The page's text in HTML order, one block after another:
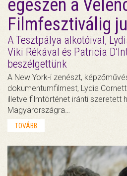
egészen a
Filmfesztiválig
A Tesztpálya alkotóival,
Viki Rékával és Patricia
beszélgettünk
A New York-i zenészt,
dokumentumfilmest, Lydia
illetve filmtörténet iránti szeretett
Magyarországra…
TOVÁBB